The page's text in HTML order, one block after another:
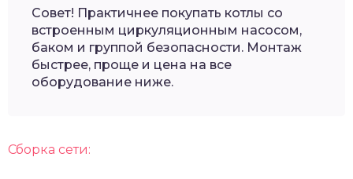
Совет! Практичнее покупать котлы со
встроенным циркуляционным насосом,
баком и группой безопасности. Монтаж
быстрее, проще и цена на все
оборудование ниже.
Сборка сети: